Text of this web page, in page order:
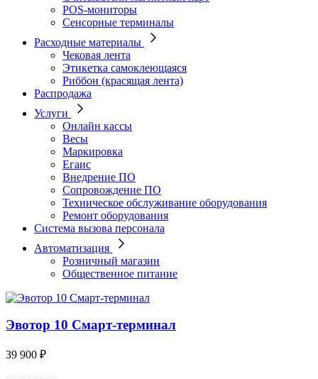
POS-мониторы
Сенсорные терминалы
Расходные материалы
Чековая лента
Этикетка самоклеющаяся
Риббон (красящая лента)
Распродажа
Услуги
Онлайн кассы
Весы
Маркировка
Егаис
Внедрение ПО
Сопровождение ПО
Техническое обслуживание оборудования
Ремонт оборудования
Система вызова персонала
Автоматизация
Розничный магазин
Общественное питание
Эвотор 10 Смарт-терминал
39 900 ₽